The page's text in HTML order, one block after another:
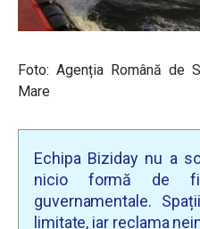
Foto: Agenția Română de
Mare
Echipa Biziday nu a
nicio formă de
guvernamentale.
limitate, iar reclama